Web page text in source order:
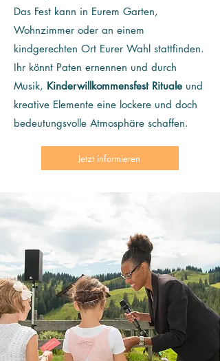
Das Fest kann in Eurem Garten,
Wohnzimmer oder an einem
kindgerechten Ort Eurer Wahl stattfinden.
Ihr könnt Paten ernennen und durch
Musik, Kinderwillkommensfest Rituale und
kreative Elemente eine lockere und doch
bedeutungsvolle Atmosphäre schaffen.
Jetzt informieren